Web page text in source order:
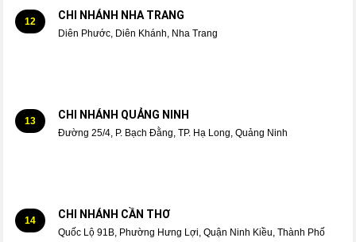
12 CHI NHÁNH NHA TRANG
Diên Phước, Diên Khánh, Nha Trang
13 CHI NHÁNH QUẢNG NINH
Đường 25/4, P. Bạch Đằng, TP. Hạ Long, Quảng Ninh
14 CHI NHÁNH CẦN THƠ
Quốc Lộ 91B, Phường Hưng Lợi, Quận Ninh Kiều, Thành Phố